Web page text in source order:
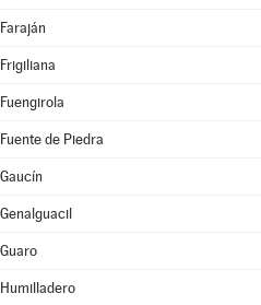
Faraján
Frigiliana
Fuengirola
Fuente de Piedra
Gaucín
Genalguacil
Guaro
Humilladero